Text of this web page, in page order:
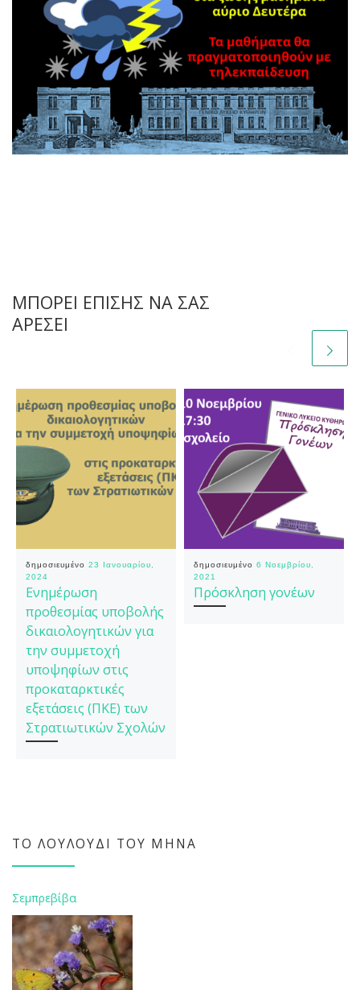
ΜΠΟΡΕΊ ΕΠΊΣΗΣ ΝΑ ΣΑΣ
ΑΡΈΣΕΙ
δημοσιευμένο 23 Ιανουαρίου,
2024
Ενημέρωση
προθεσμίας υποβολής
δικαιολογητικών για
την συμμετοχή
υποψηφίων στις
προκαταρκτικές
εξετάσεις (ΠΚΕ) των
Στρατιωτικών Σχολών
δημοσιευμένο 6 Νοεμβρίου,
2021
Πρόσκληση γονέων
ΤΟ ΛΟΥΛΟΎΔΙ ΤΟΥ ΜΉΝΑ
Σεμπρεβίβα